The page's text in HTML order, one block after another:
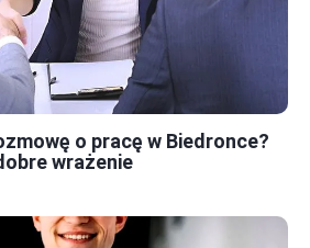
o pracę w Biedronce?
wrażenie